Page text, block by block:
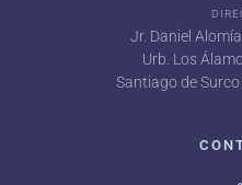
Jr. Daniel
Urb. Los
Santiago de